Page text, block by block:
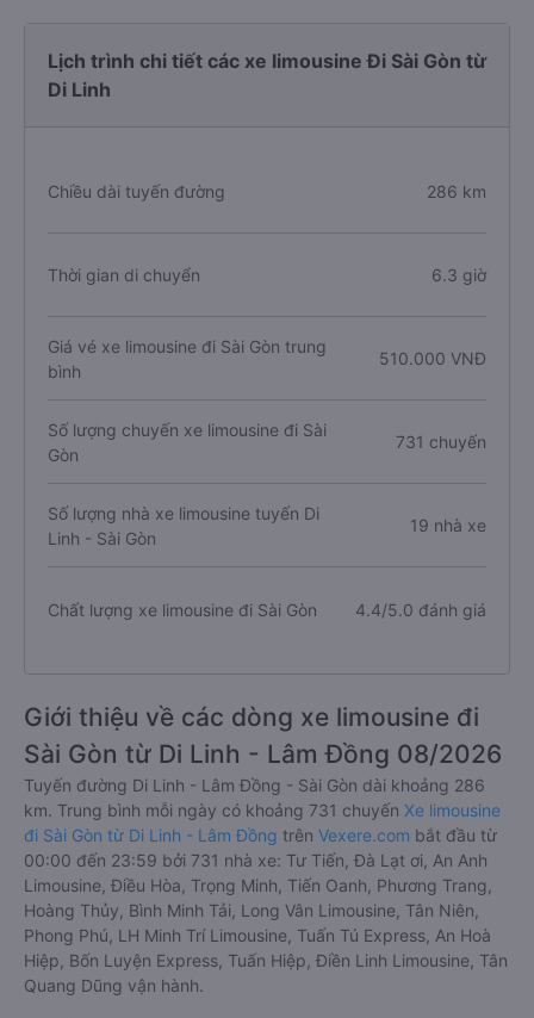
Lịch trình chi tiết các xe limousine Đi Sài Gòn từ
Di Linh
Chiều dài tuyến đường 286 km
Thời gian di chuyển 6.3 giờ
Giá vé xe limousine đi Sài Gòn trung
bình
510.000 VNĐ
Số lượng chuyến xe limousine đi Sài
Gòn
731 chuyến
Số lượng nhà xe limousine tuyến Di
Linh - Sài Gòn
19 nhà xe
Chất lượng xe limousine đi Sài Gòn 4.4/5.0 đánh giá
Giới thiệu về các dòng xe limousine đi
Sài Gòn từ Di Linh - Lâm Đồng 08/2026
Tuyến đường Di Linh - Lâm Đồng - Sài Gòn dài khoảng 286
km. Trung bình mỗi ngày có khoảng 731 chuyến Xe limousine
đi Sài Gòn từ Di Linh - Lâm Đồng trên Vexere.com bắt đầu từ
00:00 đến 23:59 bởi 731 nhà xe: Tư Tiến, Đà Lạt ơi, An Anh
Limousine, Điều Hòa, Trọng Minh, Tiến Oanh, Phương Trang,
Hoàng Thủy, Bình Minh Tải, Long Vân Limousine, Tân Niên,
Phong Phú, LH Minh Trí Limousine, Tuấn Tú Express, An Hoà
Hiệp, Bốn Luyện Express, Tuấn Hiệp, Điền Linh Limousine, Tân
Quang Dũng vận hành.